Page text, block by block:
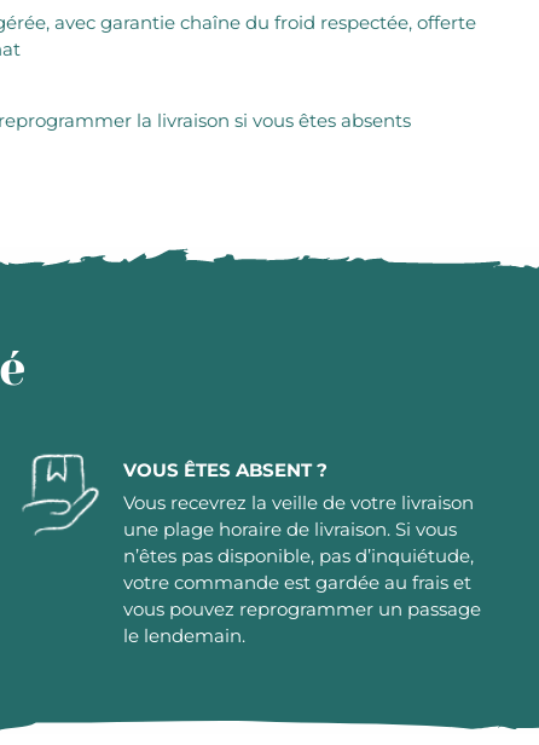
avec garantie chaîne du froid respectée, offerte
la livraison si vous êtes absents
VOUS ÊTES ABSENT ?
Vous recevrez la veille de votre livraison
une plage horaire de livraison. Si vous
n’êtes pas disponible, pas d’inquiétude,
votre commande est gardée au frais et
vous pouvez reprogrammer un passage
le lendemain.